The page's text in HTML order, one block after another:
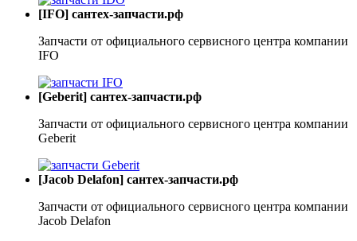
[IFO] сантех-запчасти.рф
Запчасти от официального сервисного центра компании
IFO
[Geberit] сантех-запчасти.рф
Запчасти от официального сервисного центра компании
Geberit
[Jacob Delafon] сантех-запчасти.рф
Запчасти от официального сервисного центра компании
Jacob Delafon